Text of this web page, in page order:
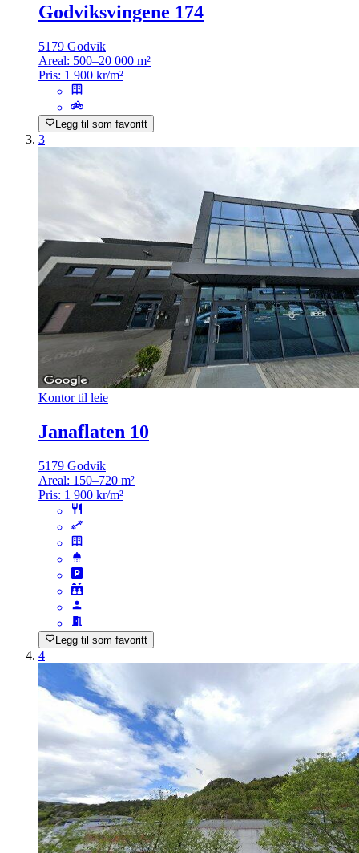
Godviksvingene 174
5179 Godvik
Areal: 500–20 000 m²
Pris: 1 900 kr/m²
Legg til som favoritt
3
Kontor til leie
Janaflaten 10
5179 Godvik
Areal: 150–720 m²
Pris: 1 900 kr/m²
Legg til som favoritt
4